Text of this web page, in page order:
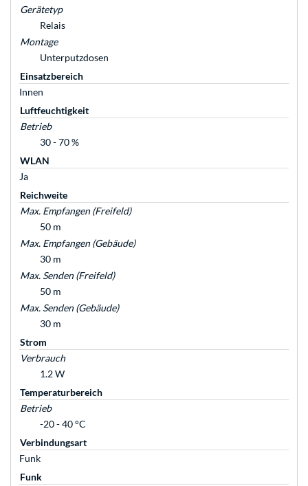
Gerätetyp
Relais
Montage
Unterputzdosen
Einsatzbereich
Innen
Luftfeuchtigkeit
Betrieb
30 - 70 %
WLAN
Ja
Reichweite
Max. Empfangen (Freifeld)
50 m
Max. Empfangen (Gebäude)
30 m
Max. Senden (Freifeld)
50 m
Max. Senden (Gebäude)
30 m
Strom
Verbrauch
1.2 W
Temperaturbereich
Betrieb
-20 - 40 °C
Verbindungsart
Funk
Funk